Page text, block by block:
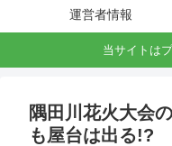
運営者情報
当サイトは
隅田川花火大会
も屋台は出る!?